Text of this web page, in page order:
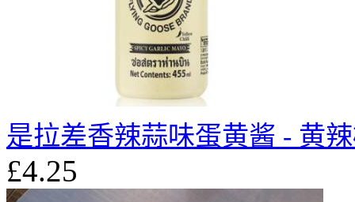
是拉差香辣蒜味蛋黄酱 - 黄
£4.25